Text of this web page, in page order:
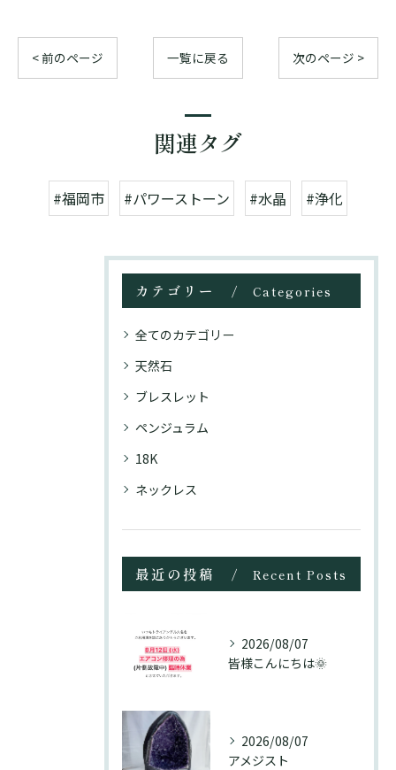
< 前のページ 一覧に戻る 次のページ >
関連タグ
#福岡市 #パワーストーン #水晶 #浄化
カテゴリー Categories
全てのカテゴリー
天然石
ブレスレット
ペンジュラム
18K
ネックレス
最近の投稿 Recent Posts
2026/08/07
皆様こんにちは🌞
2026/08/07
アメジスト